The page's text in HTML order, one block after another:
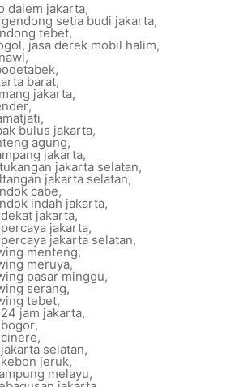
dalem jakarta,
setia budi jakarta,
tebet,
, jasa derek mobil halim,
,
,
barat,
jakarta,
,
,
bulus jakarta,
agung,
jakarta,
jakarta selatan,
jakarta selatan,
cabe,
indah jakarta,
jakarta,
jakarta,
jakarta selatan,
menteng,
meruya,
pasar minggu,
serang,
tebet,
jam jakarta,
,
,
selatan,
jeruk,
melayu,